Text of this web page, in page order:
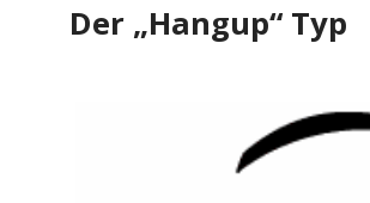
Der „Hangup“ Typ